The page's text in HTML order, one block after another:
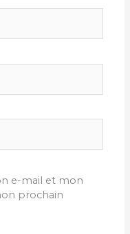
e-mail et mon
prochain